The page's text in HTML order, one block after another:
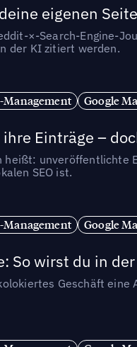
eigenen
×-Search-Engine-
der KI zitiert werden.
Management Google
Einträge –
heißt: unveröffentlichte
SEO ist.
Management Google
So wirst du in
Geschäft